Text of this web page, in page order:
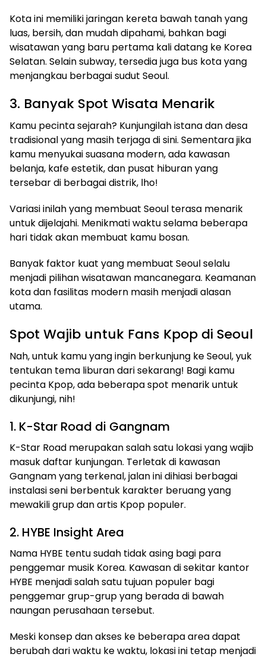
Kota ini memiliki jaringan kereta bawah tanah yang
luas, bersih, dan mudah dipahami, bahkan bagi
wisatawan yang baru pertama kali datang ke Korea
Selatan. Selain subway, tersedia juga bus kota yang
menjangkau berbagai sudut Seoul.
3. Banyak Spot Wisata Menarik
Kamu pecinta sejarah? Kunjungilah istana dan desa
tradisional yang masih terjaga di sini. Sementara jika
kamu menyukai suasana modern, ada kawasan
belanja, kafe estetik, dan pusat hiburan yang
tersebar di berbagai distrik, lho!
Variasi inilah yang membuat Seoul terasa menarik
untuk dijelajahi. Menikmati waktu selama beberapa
hari tidak akan membuat kamu bosan.
Banyak faktor kuat yang membuat Seoul selalu
menjadi pilihan wisatawan mancanegara. Keamanan
kota dan fasilitas modern masih menjadi alasan
utama.
Spot Wajib untuk Fans Kpop di Seoul
Nah, untuk kamu yang ingin berkunjung ke Seoul, yuk
tentukan tema liburan dari sekarang! Bagi kamu
pecinta Kpop, ada beberapa spot menarik untuk
dikunjungi, nih!
1. K-Star Road di Gangnam
K-Star Road merupakan salah satu lokasi yang wajib
masuk daftar kunjungan. Terletak di kawasan
Gangnam yang terkenal, jalan ini dihiasi berbagai
instalasi seni berbentuk karakter beruang yang
mewakili grup dan artis Kpop populer.
2. HYBE Insight Area
Nama HYBE tentu sudah tidak asing bagi para
penggemar musik Korea. Kawasan di sekitar kantor
HYBE menjadi salah satu tujuan populer bagi
penggemar grup-grup yang berada di bawah
naungan perusahaan tersebut.
Meski konsep dan akses ke beberapa area dapat
berubah dari waktu ke waktu, lokasi ini tetap menjadi